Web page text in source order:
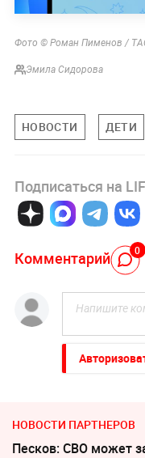
Фото © Роман Пименов /
Эмила Сидорова
НОВОСТИ ДЕТИ
Подписаться на
Комментарий 0
НОВОСТИ ПАРТНЕРОВ
Песков: СВО может